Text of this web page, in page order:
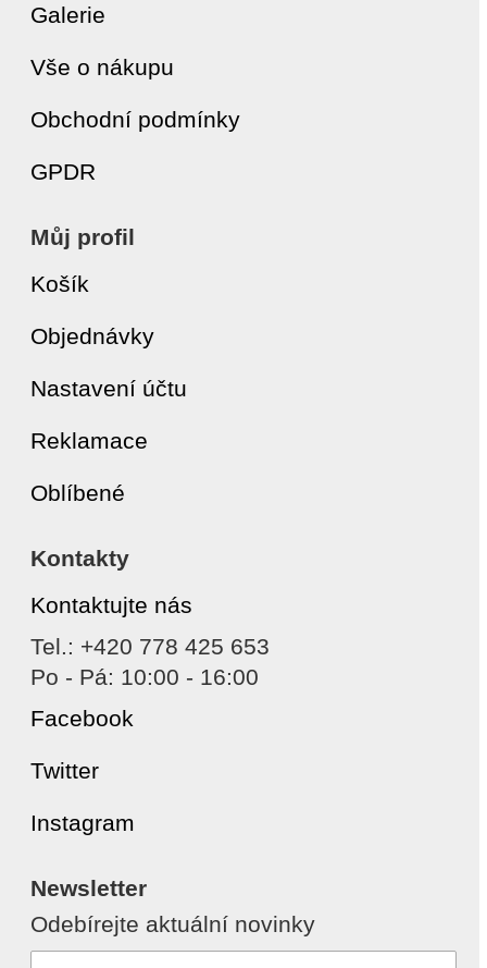
Galerie
Vše o nákupu
Obchodní podmínky
GPDR
Můj profil
Košík
Objednávky
Nastavení účtu
Reklamace
Oblíbené
Kontakty
Kontaktujte nás
Tel.: +420 778 425 653
Po - Pá: 10:00 - 16:00
Facebook
Twitter
Instagram
Newsletter
Odebírejte aktuální novinky